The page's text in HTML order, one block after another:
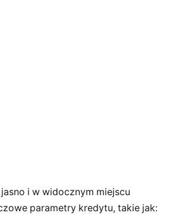
i w widocznym miejscu
parametry kredytu, takie jak: